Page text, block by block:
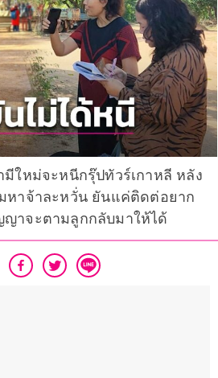
ใหม่จะหนีกรุ๊ปทัวร์เกาหลี หลัง
หาจ้าละหวั่น ยันแค่ติดต่อยาก
าจะตามลูกกลับมาให้ได้